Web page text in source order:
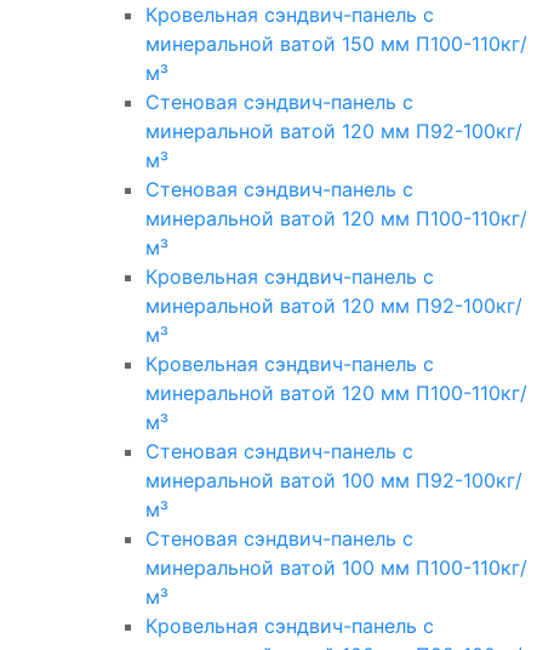
Кровельная сэндвич-панель с
минеральной ватой 150 мм П100-110кг/
м³
Стеновая сэндвич-панель с
минеральной ватой 120 мм П92-100кг/
м³
Стеновая сэндвич-панель с
минеральной ватой 120 мм П100-110кг/
м³
Кровельная сэндвич-панель с
минеральной ватой 120 мм П92-100кг/
м³
Кровельная сэндвич-панель с
минеральной ватой 120 мм П100-110кг/
м³
Стеновая сэндвич-панель с
минеральной ватой 100 мм П92-100кг/
м³
Стеновая сэндвич-панель с
минеральной ватой 100 мм П100-110кг/
м³
Кровельная сэндвич-панель с